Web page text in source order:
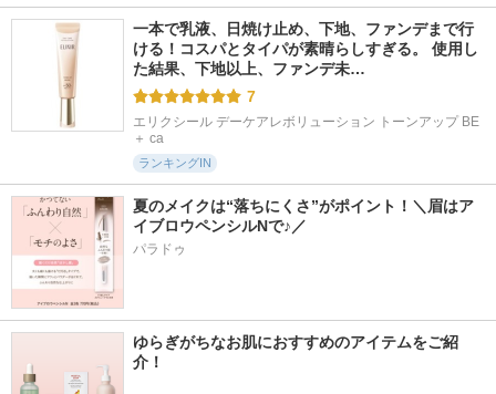
一本で乳液、日焼け止め、下地、ファンデまで行
ける！コスパとタイパが素晴らしすぎる。 使用し
た結果、下地以上、ファンデ未…
7
エリクシール デーケアレボリューション トーンアップ BE
＋ ca
ランキングIN
夏のメイクは“落ちにくさ”がポイント！＼眉はア
イブロウペンシルNで♪／
パラドゥ
ゆらぎがちなお肌におすすめのアイテムをご紹
介！